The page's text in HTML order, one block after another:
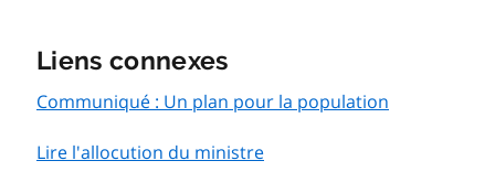
Liens connexes
Communiqué : Un plan pour la population
Lire l'allocution du ministre